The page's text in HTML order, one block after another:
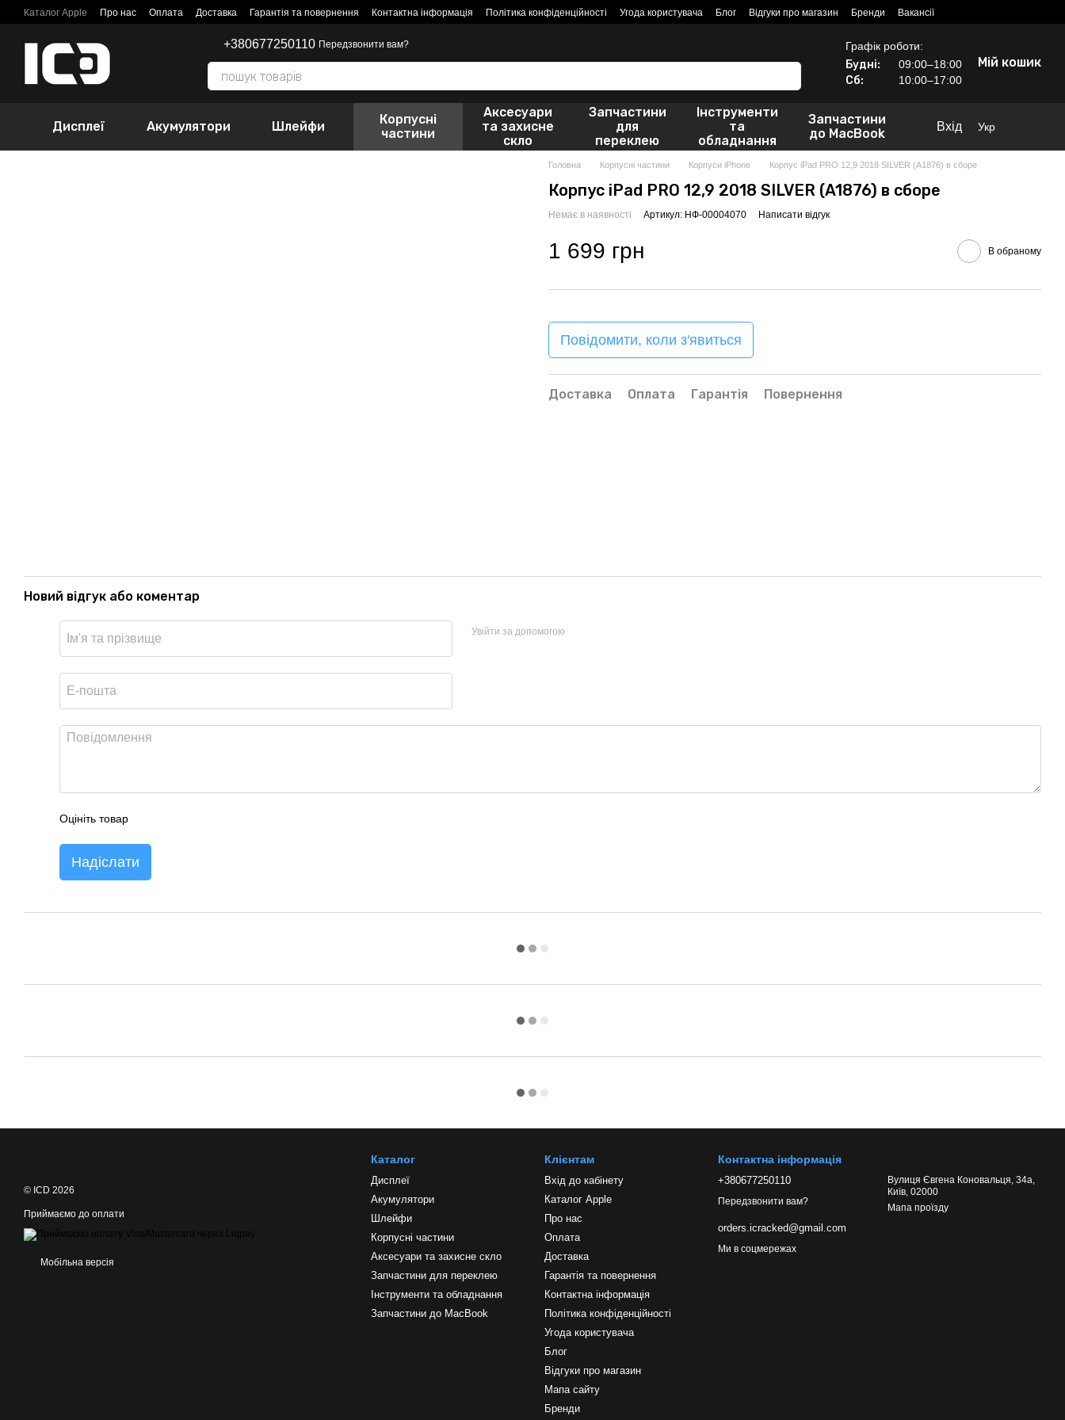
Перейти до основного контенту
Каталог Apple Про нас Оплата Доставка Гарантія та повернення Контактна інформація Політика конфіденційності Угода користувача Блог Відгуки про магазин Бренди Вакансії
+380677250110 Передзвонити вам? Графік роботи:
Будні: 09:00–18:00
Сб: 10:00–17:00
Мій кошик
Дисплеї Акумулятори Шлейфи
Корпусні
частини
Аксесуари
та захисне
скло
Запчастини
для
переклею
Інструменти
та
обладнання
Запчастини
до MacBook
Вхід Укр
Головна Корпусні частини Корпуси iPhone Корпус iPad PRO 12,9 2018 SILVER (A1876) в сборе
Корпус iPad PRO 12,9 2018 SILVER (A1876) в сборе
Немає в наявності Артикул: НФ-00004070 Написати відгук
1 699 грн В обраному
Повідомити, коли з'явиться
Доставка Оплата Гарантія Повернення
Новий відгук або коментар
Увійти за допомогою
Оцініть товар
Надіслати
© ICD 2026
Приймаємо до оплати
Мобільна версія
Каталог
Дисплеї
Акумулятори
Шлейфи
Корпусні частини
Аксесуари та захисне скло
Запчастини для переклею
Інструменти та обладнання
Запчастини до MacBook
Клієнтам
Вхід до кабінету
Каталог Apple
Про нас
Оплата
Доставка
Гарантія та повернення
Контактна інформація
Політика конфіденційності
Угода користувача
Блог
Відгуки про магазин
Мапа сайту
Бренди
Контактна інформація
+380677250110
Передзвонити вам?
orders.icracked@gmail.com
Вулиця Євгена Коновальця, 34а,
Київ, 02000
Мапа проїзду
Ми в соцмережах